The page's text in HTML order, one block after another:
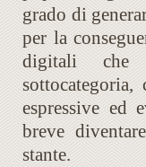
grado di
per la
digitali che
espressive ed
breve
stante.